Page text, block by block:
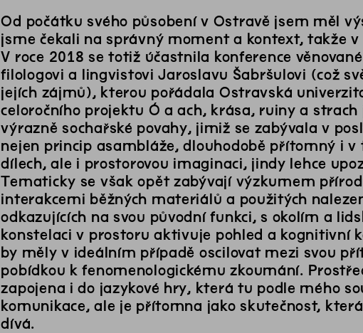
Od počátku svého působení v Ostravě jsem měl
jsme čekali na správný moment a kontext, takže
V roce 2018 se totiž účastnila konference
filologovi a lingvistovi Jaroslavu Šabršulovi (což
jejích zájmů), kterou pořádala Ostravská
celoročního projektu Ó a ach, krása, ruiny a
výrazně sochařské povahy, jimiž se zabývala v
nejen princip asambláže, dlouhodobě přítomný i
dílech, ale i prostorovou imaginaci, jindy lehce
Tematicky se však opět zabývají výzkumem
interakcemi běžných materiálů a použitých
odkazujících na svou původní funkci, s okolím a
konstelaci v prostoru aktivuje pohled a kognitivní
by měly v ideálním případě oscilovat mezi svou
pobídkou k fenomenologickému zkoumání.
zapojena i do jazykové hry, která tu podle mého
komunikace, ale je přítomna jako skutečnost,
dívá.